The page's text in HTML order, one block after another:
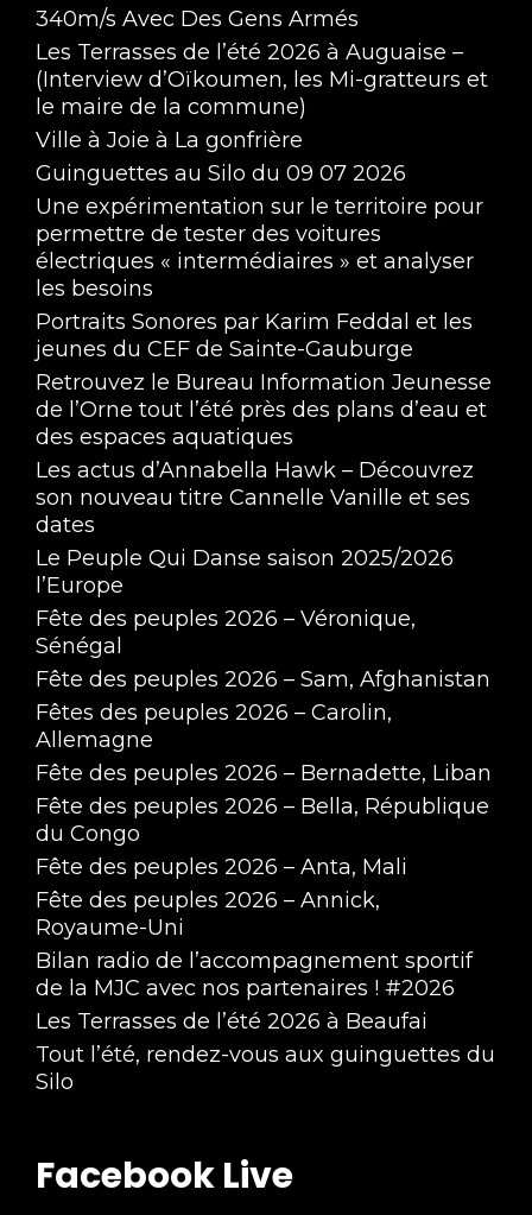
340m/s Avec Des Gens Armés
Les Terrasses de l’été 2026 à Auguaise –
(Interview d’Oïkoumen, les Mi-gratteurs et
le maire de la commune)
Ville à Joie à La gonfrière
Guinguettes au Silo du 09 07 2026
Une expérimentation sur le territoire pour
permettre de tester des voitures
électriques « intermédiaires » et analyser
les besoins
Portraits Sonores par Karim Feddal et les
jeunes du CEF de Sainte-Gauburge
Retrouvez le Bureau Information Jeunesse
de l’Orne tout l’été près des plans d’eau et
des espaces aquatiques
Les actus d’Annabella Hawk – Découvrez
son nouveau titre Cannelle Vanille et ses
dates
Le Peuple Qui Danse saison 2025/2026
l’Europe
Fête des peuples 2026 – Véronique,
Sénégal
Fête des peuples 2026 – Sam, Afghanistan
Fêtes des peuples 2026 – Carolin,
Allemagne
Fête des peuples 2026 – Bernadette, Liban
Fête des peuples 2026 – Bella, République
du Congo
Fête des peuples 2026 – Anta, Mali
Fête des peuples 2026 – Annick,
Royaume-Uni
Bilan radio de l’accompagnement sportif
de la MJC avec nos partenaires ! #2026
Les Terrasses de l’été 2026 à Beaufai
Tout l’été, rendez-vous aux guinguettes du
Silo
Facebook Live